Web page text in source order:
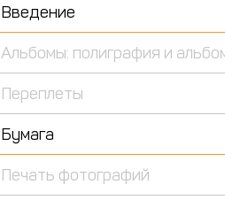
Введение
Альбомы: полиграфия и
Переплеты
Бумага
Печать фотографий